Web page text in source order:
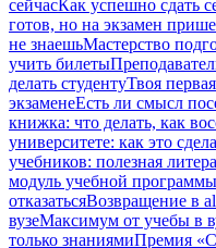
сейчасКак успешно сдать
готов, но на экзамен
не знаешьМастерство
учить билеты
делать студентуТвоя
экзаменеЕсть ли смысл
книжка: что делать, как
университете: как это
учебников: полезная
модуль учебной
отказатьсяВозвращение в
вузеМаксимум от учебы в
только знаниямиПремия